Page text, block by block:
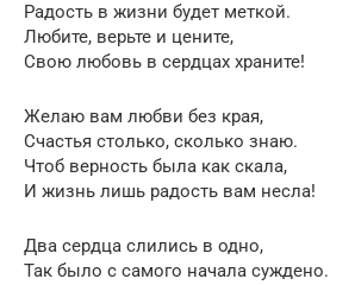
Радость в жизни будет меткой.
Любите, верьте и цените,
Свою любовь в сердцах храните!
Желаю вам любви без края,
Счастья столько, сколько знаю.
Чтоб верность была как скала,
И жизнь лишь радость вам несла!
Два сердца слились в одно,
Так было с самого начала суждено.